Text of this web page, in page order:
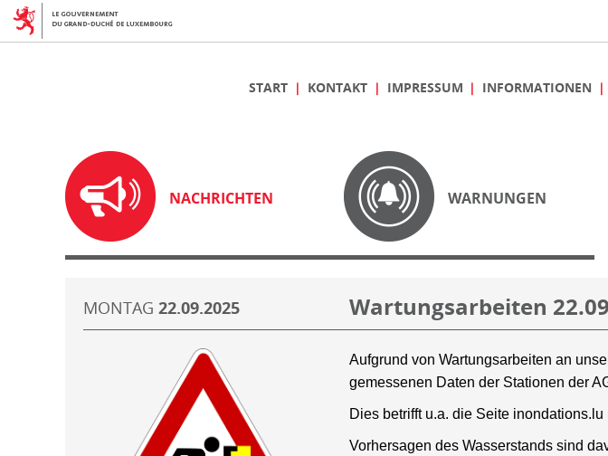
START KONTAKT IMPRESSUM INFORMATIONEN
NACHRICHTEN WARNUNGEN
MONTAG 22.09.2025 Wartungsarbeiten 22.09
Aufgrund von Wartungsarbeiten an
gemessenen Daten der Stationen der
Dies betrifft u.a. die Seite
Vorhersagen des Wasserstands sind